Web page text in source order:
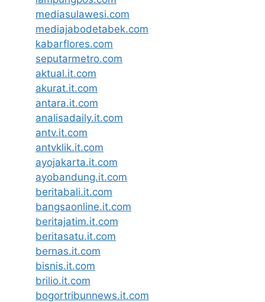
mediasulawesi.com
mediajabodetabek.com
kabarflores.com
seputarmetro.com
aktual.it.com
akurat.it.com
antara.it.com
analisadaily.it.com
antv.it.com
antvklik.it.com
ayojakarta.it.com
ayobandung.it.com
beritabali.it.com
bangsaonline.it.com
beritajatim.it.com
beritasatu.it.com
bernas.it.com
bisnis.it.com
brilio.it.com
bogortribunnews.it.com